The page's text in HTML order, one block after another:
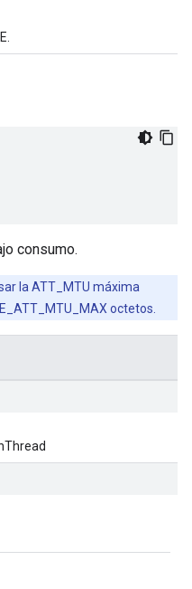
consumo.
la ATT_MTU máxima
octetos.